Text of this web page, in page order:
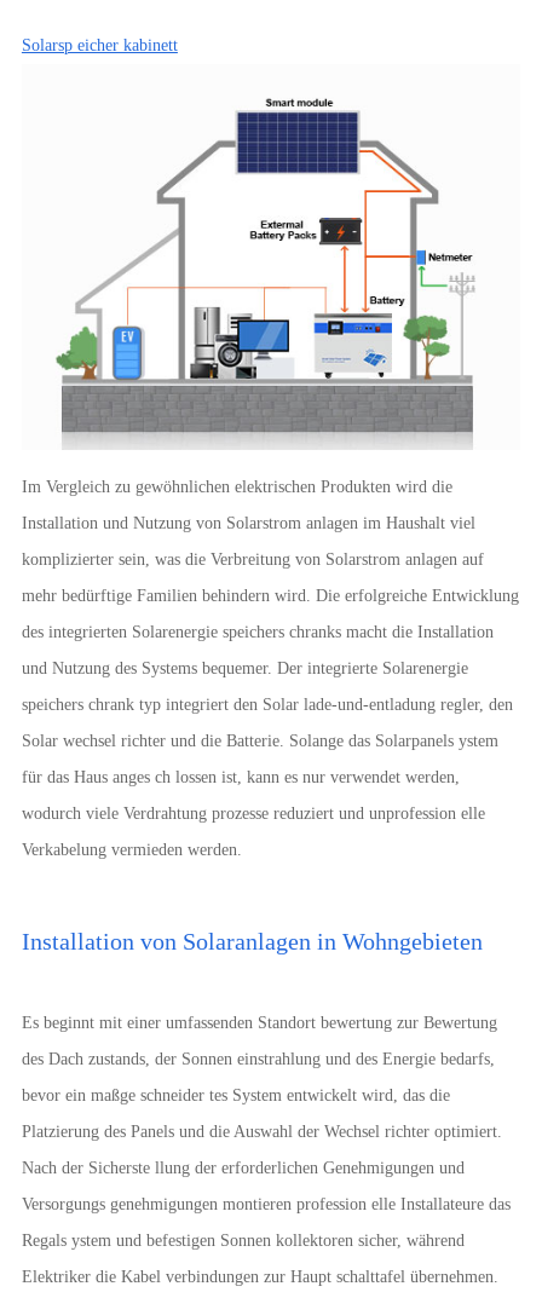
Solarsp eicher kabinett
Im Vergleich zu gewöhnlichen elektrischen Produkten wird die
Installation und Nutzung von Solarstrom anlagen im Haushalt viel
komplizierter sein, was die Verbreitung von Solarstrom anlagen auf
mehr bedürftige Familien behindern wird. Die erfolgreiche Entwicklung
des integrierten Solarenergie speichers chranks macht die Installation
und Nutzung des Systems bequemer. Der integrierte Solarenergie
speichers chrank typ integriert den Solar lade-und-entladung regler, den
Solar wechsel richter und die Batterie. Solange das Solarpanels ystem
für das Haus anges ch lossen ist, kann es nur verwendet werden,
wodurch viele Verdrahtung prozesse reduziert und unprofession elle
Verkabelung vermieden werden.
Installation von Solaranlagen in Wohngebieten
Es beginnt mit einer umfassenden Standort bewertung zur Bewertung
des Dach zustands, der Sonnen einstrahlung und des Energie bedarfs,
bevor ein maßge schneider tes System entwickelt wird, das die
Platzierung des Panels und die Auswahl der Wechsel richter optimiert.
Nach der Sicherste llung der erforderlichen Genehmigungen und
Versorgungs genehmigungen montieren profession elle Installateure das
Regals ystem und befestigen Sonnen kollektoren sicher, während
Elektriker die Kabel verbindungen zur Haupt schalttafel übernehmen.